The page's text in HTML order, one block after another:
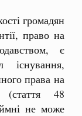
громадян
право на
є
права на
(стаття 48
не може